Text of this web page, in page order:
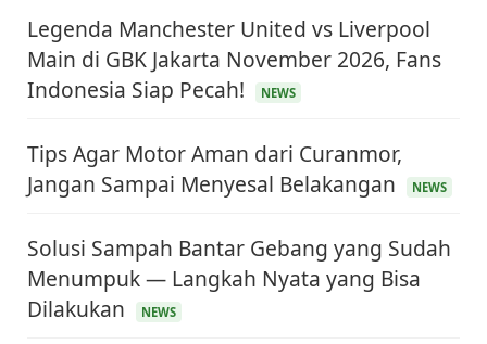
Legenda Manchester United vs Liverpool
Main di GBK Jakarta November 2026, Fans
Indonesia Siap Pecah!
NEWS
Tips Agar Motor Aman dari Curanmor,
Jangan Sampai Menyesal Belakangan
NEWS
Solusi Sampah Bantar Gebang yang Sudah
Menumpuk — Langkah Nyata yang Bisa
Dilakukan
NEWS
KEUANGAN & INVESTASI
Harga Minyak Dunia Hari Ini Naik, WTI dan Brent